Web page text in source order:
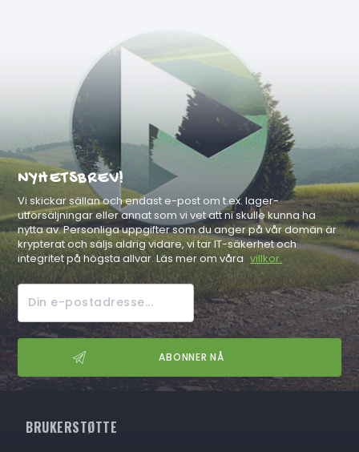
NYHETSBREV!
Vi skickar sällan och endast e-post om t.ex. lager-
utförsäljningar eller annat som vi vet att ni skulle kunna ha
nytta av. Personliga uppgifter som du anger på vår domän är
krypterat och säljs aldrig vidare, vi tar IT-säkerhet och
integritet på högsta allvar. Läs mer om våra villkor.
BRUKERSTØTTE